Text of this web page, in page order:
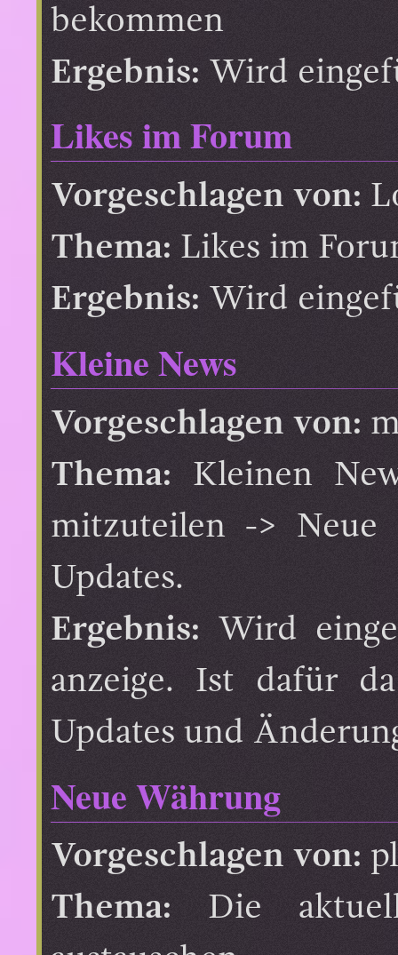
bekommen
Ergebnis: Wird
Likes im Forum
Vorgeschlagen von:
Thema: Likes im
Ergebnis: Wird
Kleine News
Vorgeschlagen von:
Thema: Kleinen
mitzuteilen -> Neue
Updates.
Ergebnis: Wird
anzeige. Ist dafür
Updates und
Neue Währung
Vorgeschlagen von:
Thema: Die